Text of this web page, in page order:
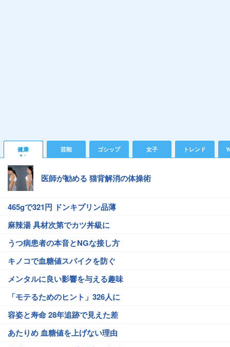
健康 芸能 ゴシップ 女子 トレンド
医師が勧める 猫背解消の体操術
465gで321円 ドンキプリン品薄
麻辣湯 具材次第でカツ丼級に
うつ病患者の本音とNGな接し方
キノコで血糖値スパイクを防ぐ
メンタルに良い影響を与える趣味
「モテるためのヒント」326人に
容姿と寿命 28年追跡で見えた差
あたりめ 血糖値を上げない理由